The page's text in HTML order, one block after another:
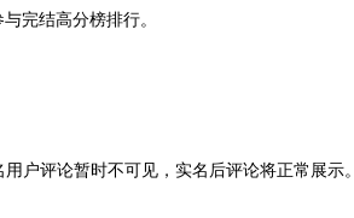
完结高分榜排行。
户评论暂时不可见，实名后评论将正常展示。